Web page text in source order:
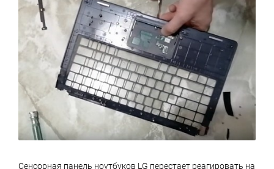
Сенсорная панель ноутбуков LG перестает реагировать на